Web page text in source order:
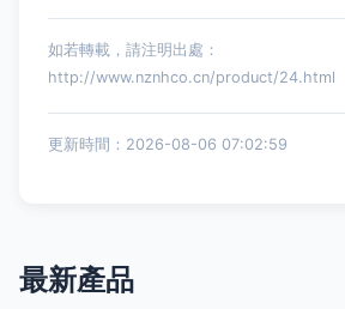
如若轉載，請注明出處：
http://www.nznhco.cn/product/24.html
更新時間：2026-08-06 07:02:59
最新產品